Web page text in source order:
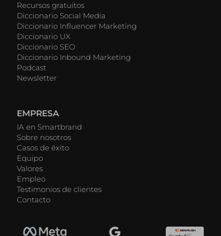
Recursos gratuitos
Diccionario Social Media
Diccionario Influencer Marketing
Diccionario UX
Diccionario SEO
Diccionario Inbound Marketing
Podcast
Newsletter
EMPRESA
IA en Smartbrand
Sobre nosotros
Casos de éxito
Equipo
Valores
Empleo
Testimonios de clientes
Contacto